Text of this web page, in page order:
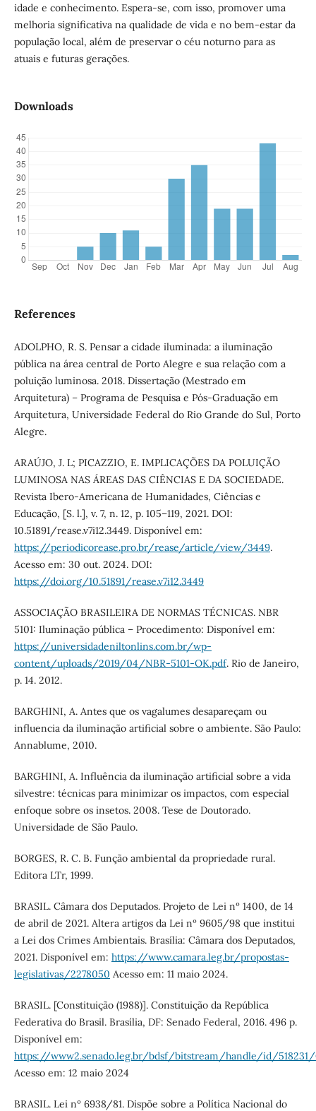
idade e conhecimento. Espera-se, com isso, promover uma
melhoria significativa na qualidade de vida e no bem-estar da
população local, além de preservar o céu noturno para as
atuais e futuras gerações.
Downloads
References
ADOLPHO, R. S. Pensar a cidade iluminada: a iluminação
pública na área central de Porto Alegre e sua relação com a
poluição luminosa. 2018. Dissertação (Mestrado em
Arquitetura) – Programa de Pesquisa e Pós-Graduação em
Arquitetura, Universidade Federal do Rio Grande do Sul, Porto
Alegre.
ARAÚJO, J. L; PICAZZIO, E. IMPLICAÇÕES DA POLUIÇÃO
LUMINOSA NAS ÁREAS DAS CIÊNCIAS E DA SOCIEDADE.
Revista Ibero-Americana de Humanidades, Ciências e
Educação, [S. l.], v. 7, n. 12, p. 105–119, 2021. DOI:
10.51891/rease.v7i12.3449. Disponível em:
https://periodicorease.pro.br/rease/article/view/3449.
Acesso em: 30 out. 2024. DOI:
https://doi.org/10.51891/rease.v7i12.3449
ASSOCIAÇÃO BRASILEIRA DE NORMAS TÉCNICAS. NBR
5101: Iluminação pública – Procedimento: Disponível em:
https://universidadeniltonlins.com.br/wp-
content/uploads/2019/04/NBR-5101-OK.pdf. Rio de Janeiro,
p. 14. 2012.
BARGHINI, A. Antes que os vagalumes desapareçam ou
influencia da iluminação artificial sobre o ambiente. São Paulo:
Annablume, 2010.
BARGHINI, A. Influência da iluminação artificial sobre a vida
silvestre: técnicas para minimizar os impactos, com especial
enfoque sobre os insetos. 2008. Tese de Doutorado.
Universidade de São Paulo.
BORGES, R. C. B. Função ambiental da propriedade rural.
Editora LTr, 1999.
BRASIL. Câmara dos Deputados. Projeto de Lei nº 1400, de 14
de abril de 2021. Altera artigos da Lei nº 9605/98 que institui
a Lei dos Crimes Ambientais. Brasília: Câmara dos Deputados,
2021. Disponível em: https://www.camara.leg.br/propostas-
legislativas/2278050 Acesso em: 11 maio 2024.
BRASIL. [Constituição (1988)]. Constituição da República
Federativa do Brasil. Brasília, DF: Senado Federal, 2016. 496 p.
Disponível em:
https://www2.senado.leg.br/bdsf/bitstream/handle/id/518231/
Acesso em: 12 maio 2024
BRASIL. Lei nº 6938/81. Dispõe sobre a Política Nacional do